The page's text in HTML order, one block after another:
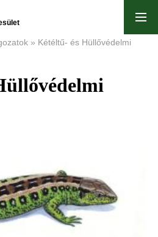
Kétéltű- és Hüllővédelmi